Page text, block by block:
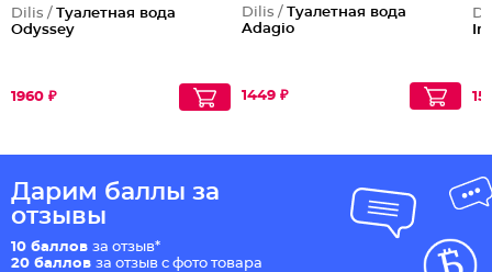
Dilis / Туалетная вода
Odyssey
1960 ₽
Dilis / Туалетная вода
Adagio
1449 ₽
Дарим баллы за
отзывы
10 баллов за отзыв*
20 баллов за отзыв с фото товара